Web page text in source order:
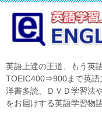
英語上達の王道、もう英
TOEIC400⇒900まで英語
洋書多読、ＤＶＤ学習法
をお届けする英語学習物語